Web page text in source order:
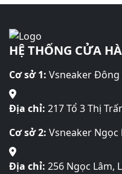
HỆ THỐNG CỬA
Cơ sở 1: Vsneaker Đông
Địa chỉ: 217 Tổ 3 Thị
Cơ sở 2: Vsneaker Ngọc
Địa chỉ: 256 Ngọc Lâm,